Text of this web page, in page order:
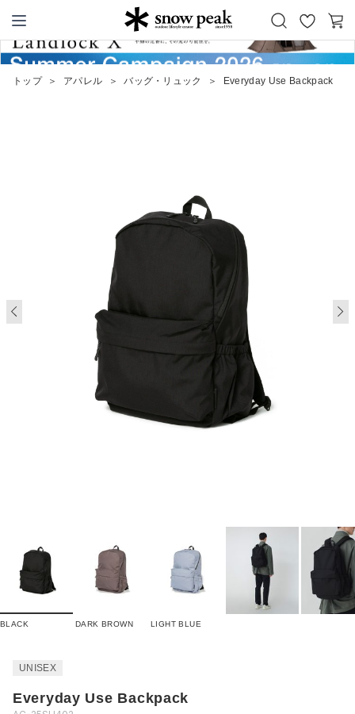
Snow Peak
お
気
カ
ー
トップ ＞ アパレル ＞ バッグ・リュック ＞ Everyday Use Backpack
BLACK DARK BROWN LIGHT BLUE
UNISEX
Everyday Use Backpack